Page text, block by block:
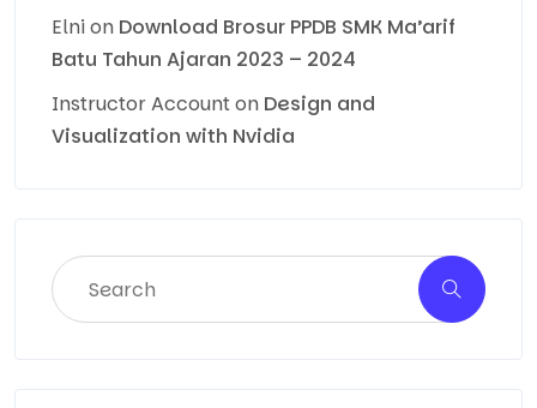
Elnion Download Brosur PPDB SMK Ma’arif
Batu Tahun Ajaran 2023 – 2024
Instructor Accounton Design and
Visualization with Nvidia